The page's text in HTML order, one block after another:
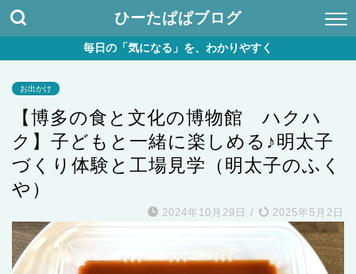
ひーたぱぱブログ
毎日の「気になる」を、わかりやすく
お出かけ
【博多の食と文化の博物館 ハクハ
ク】子どもと一緒に楽しめる♪明太子
づくり体験と工場見学（明太子のふく
や）
2024年10月29日 / 2025年5月2日